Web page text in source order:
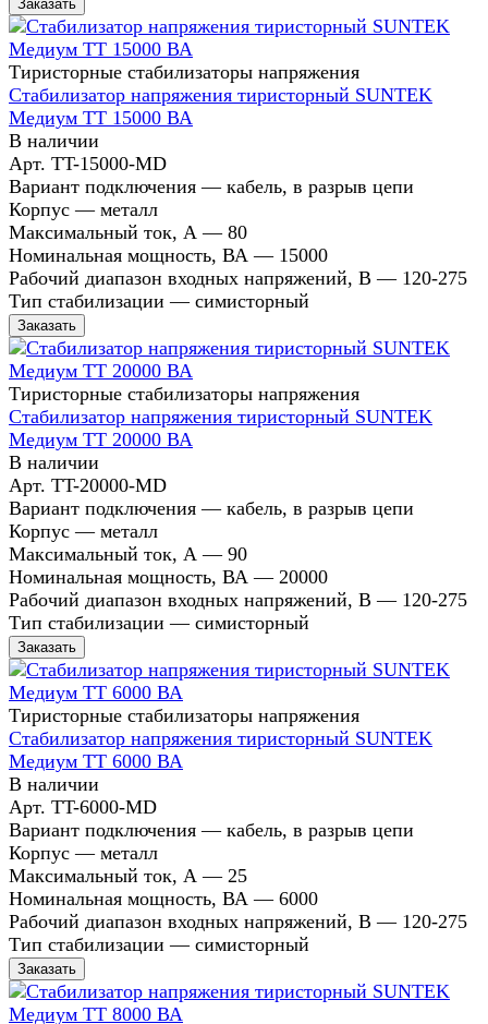
Заказать
Тиристорные стабилизаторы напряжения
Стабилизатор напряжения тиристорный SUNTEK
Медиум ТТ 15000 ВА
В наличии
Арт. TT-15000-MD
Вариант подключения— кабель, в разрыв цепи
Корпус— металл
Максимальный ток, А— 80
Номинальная мощность, ВА— 15000
Рабочий диапазон входных напряжений, В— 120-275
Тип стабилизации— симисторный
Заказать
Тиристорные стабилизаторы напряжения
Стабилизатор напряжения тиристорный SUNTEK
Медиум ТТ 20000 ВА
В наличии
Арт. TT-20000-MD
Вариант подключения— кабель, в разрыв цепи
Корпус— металл
Максимальный ток, А— 90
Номинальная мощность, ВА— 20000
Рабочий диапазон входных напряжений, В— 120-275
Тип стабилизации— симисторный
Заказать
Тиристорные стабилизаторы напряжения
Стабилизатор напряжения тиристорный SUNTEK
Медиум ТТ 6000 ВА
В наличии
Арт. TT-6000-MD
Вариант подключения— кабель, в разрыв цепи
Корпус— металл
Максимальный ток, А— 25
Номинальная мощность, ВА— 6000
Рабочий диапазон входных напряжений, В— 120-275
Тип стабилизации— симисторный
Заказать